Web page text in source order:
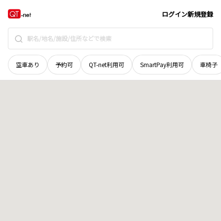
ログイン新規登録
空車あり 予約可 QT-net利用可 SmartPay利用可 車椅子
茨城県